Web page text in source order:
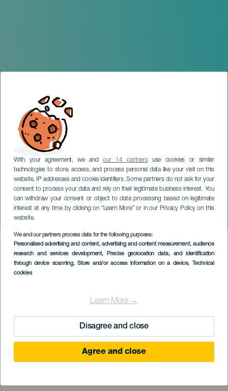
With your agreement, we andour 14 partnersuse cookies or similar
technologies to store, access, and process personal data like your visit on this
website, IP addresses and cookie identifiers. Some partners do not ask for your
consent to process your data and rely on their legitimate business interest. You
can withdraw your consent or object to data processing based on legitimate
interest at any time by clicking on “Learn More” or in our Privacy Policy on this
website.
We and our partners process data for the following purposes:
Personalised advertising and content, advertising and content measurement, audience
research and services development, Precise geolocation data, and identification
through device scanning, Store and/or access information on a device, Technical
cookies
Learn More →
Disagree and close
Agree and close
Gelu Barbu: Život zasvěcený
tanci
GRAN CANARIA
Imagen
Listado